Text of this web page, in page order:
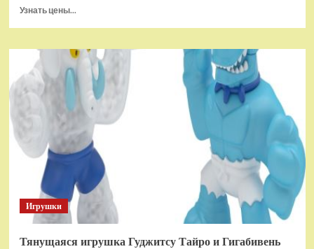
Узнать цены...
Брелок-
игрушка
POP
Квадрат
антистресс
(тактильная,
сенсорная)
Игрушки
Тянущаяся игрушка Гуджитсу Тайро и Гигабивень